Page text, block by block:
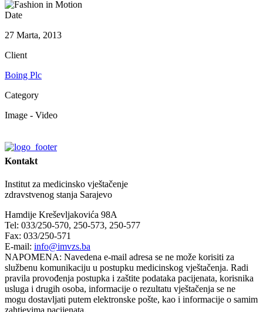
Date
27 Marta, 2013
Client
Boing Plc
Category
Image - Video
Kontakt
Institut za medicinsko vještačenje
zdravstvenog stanja Sarajevo
Hamdije Kreševljakovića 98A
Tel: 033/250-570, 250-573, 250-577
Fax: 033/250-571
E-mail: info@imvzs.ba
NAPOMENA: Navedena e-mail adresa se ne može korisiti za
službenu komunikaciju u postupku medicinskog vještačenja. Radi
pravila provođenja postupka i zaštite podataka pacijenata, korisnika
usluga i drugih osoba, informacije o rezultatu vještačenja se ne
mogu dostavljati putem elektronske pošte, kao i informacije o samim